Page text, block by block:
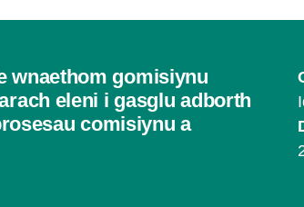
wnaethom gomisiynu
eleni i gasglu adborth
comisiynu a